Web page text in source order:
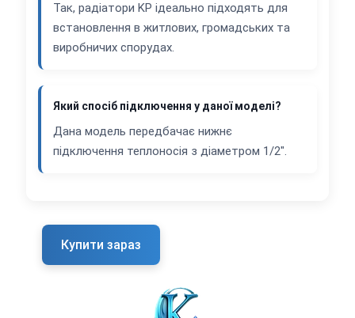
Так, радіатори KP ідеально підходять для
встановлення в житлових, громадських та
виробничих спорудах.
Який спосіб підключення у даної моделі?
Дана модель передбачає нижнє
підключення теплоносія з діаметром 1/2".
Купити зараз